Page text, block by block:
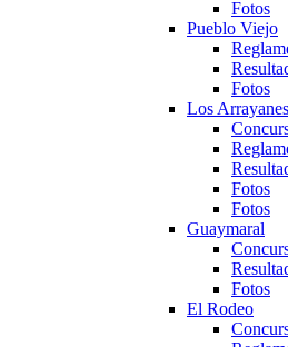
Fotos
Pueblo Viejo
Fotos
Los Arrayanes
Fotos
Fotos
Guaymaral
Fotos
El Rodeo